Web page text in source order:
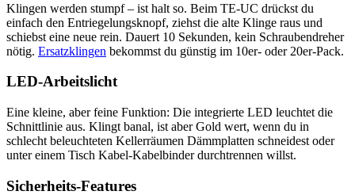
Klingen werden stumpf – ist halt so. Beim TE-UC drückst du
einfach den Entriegelungsknopf, ziehst die alte Klinge raus und
schiebst eine neue rein. Dauert 10 Sekunden, kein Schraubendreher
nötig. Ersatzklingen bekommst du günstig im 10er- oder 20er-Pack.
LED-Arbeitslicht
Eine kleine, aber feine Funktion: Die integrierte LED leuchtet die
Schnittlinie aus. Klingt banal, ist aber Gold wert, wenn du in
schlecht beleuchteten Kellerräumen Dämmplatten schneidest oder
unter einem Tisch Kabel-Kabelbinder durchtrennen willst.
Sicherheits-Features